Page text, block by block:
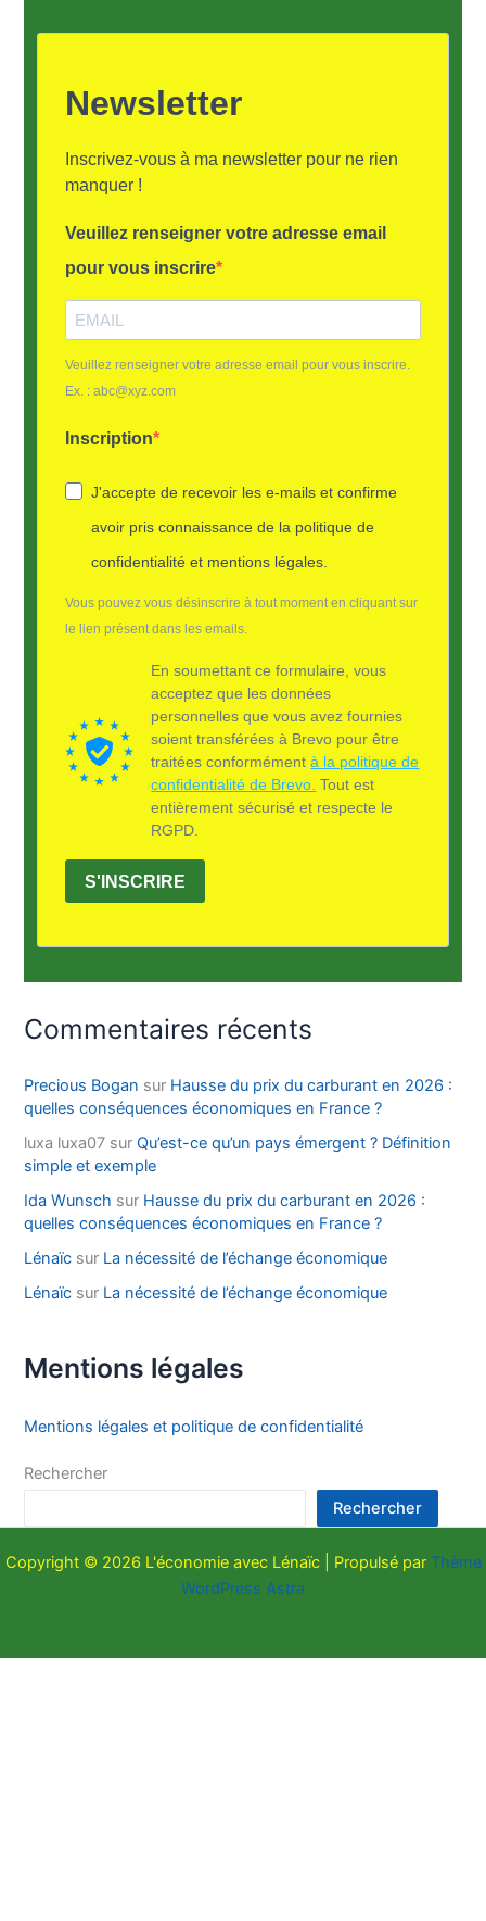
Newsletter
Inscrivez-vous à ma newsletter pour ne rien
manquer !
Veuillez renseigner votre adresse email
pour vous inscrire
Veuillez renseigner votre adresse email pour vous inscrire.
Ex. : abc@xyz.com
Inscription
J'accepte de recevoir les e-mails et confirme
avoir pris connaissance de la politique de
confidentialité et mentions légales.
Vous pouvez vous désinscrire à tout moment en cliquant sur
le lien présent dans les emails.
En soumettant ce formulaire, vous
acceptez que les données
personnelles que vous avez fournies
soient transférées à Brevo pour être
traitées conformémentà la politique de
confidentialité de Brevo. Tout est
entièrement sécurisé et respecte le
RGPD.
S'INSCRIRE
Commentaires récents
Precious Bogan sur Hausse du prix du carburant en 2026 :
quelles conséquences économiques en France ?
luxa luxa07 sur Qu’est-ce qu’un pays émergent ? Définition
simple et exemple
Ida Wunsch sur Hausse du prix du carburant en 2026 :
quelles conséquences économiques en France ?
Lénaïc sur La nécessité de l’échange économique
Lénaïc sur La nécessité de l’échange économique
Mentions légales
Mentions légales et politique de confidentialité
Rechercher
Rechercher
Copyright © 2026 L'économie avec Lénaïc | Propulsé par Thème
WordPress Astra